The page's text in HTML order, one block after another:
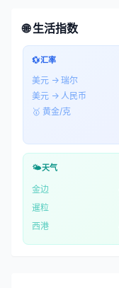
🌐 生活指数
💱汇率
美元 → 瑞尔
美元 → 人民币
🥇 黄金/克
🌤️天气
金边
暹粒
西港